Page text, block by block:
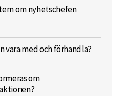
om nyhetschefen
vara med och förhandla?
om